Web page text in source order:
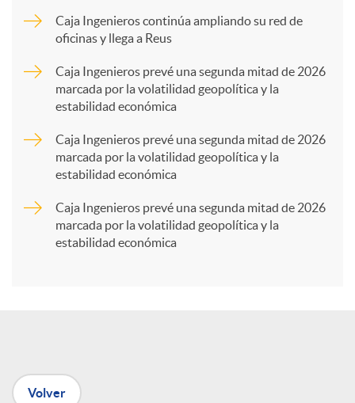
p
a
n
Caja Ingenieros continúa ampliando su red de
oficinas y llega a Reus
Caja Ingenieros prevé una segunda mitad de 2026
marcada por la volatilidad geopolítica y la
estabilidad económica
Caja Ingenieros prevé una segunda mitad de 2026
marcada por la volatilidad geopolítica y la
estabilidad económica
Caja Ingenieros prevé una segunda mitad de 2026
marcada por la volatilidad geopolítica y la
estabilidad económica
Volver